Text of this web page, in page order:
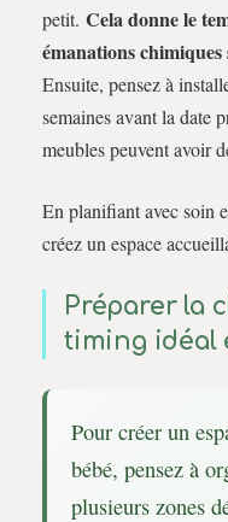
petit. Cela donne le
émanations
Ensuite, pensez à
semaines avant la date
meubles peuvent avoir
En planifiant avec soin
créez un espace
Préparer la
timing idéal
Pour créer un
bébé, pensez à
plusieurs zones